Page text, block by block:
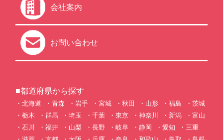
会社案内
お問い合わせ
■都道府県から探す
北海道 青森 岩手 宮城 秋田 山形 福島
茨城
栃木
群馬 埼玉 千葉 東京 神奈川 新潟
富山
石川
福井 山梨 長野 岐阜 静岡 愛知
三重